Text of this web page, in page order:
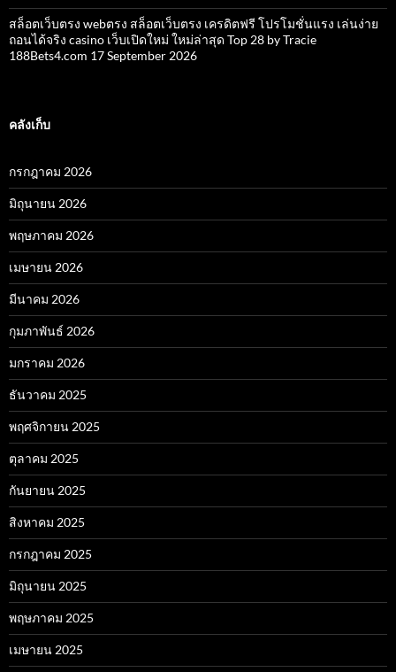
สล็อตเว็บตรง webตรง สล็อตเว็บตรง เครดิตฟรี โปรโมชั่นแรง เล่นง่าย
ถอนได้จริง casino เว็บเปิดใหม่ ใหม่ล่าสุด Top 28 by Tracie
188Bets4.com 17 September 2026
คลังเก็บ
กรกฎาคม 2026
มิถุนายน 2026
พฤษภาคม 2026
เมษายน 2026
มีนาคม 2026
กุมภาพันธ์ 2026
มกราคม 2026
ธันวาคม 2025
พฤศจิกายน 2025
ตุลาคม 2025
กันยายน 2025
สิงหาคม 2025
กรกฎาคม 2025
มิถุนายน 2025
พฤษภาคม 2025
เมษายน 2025